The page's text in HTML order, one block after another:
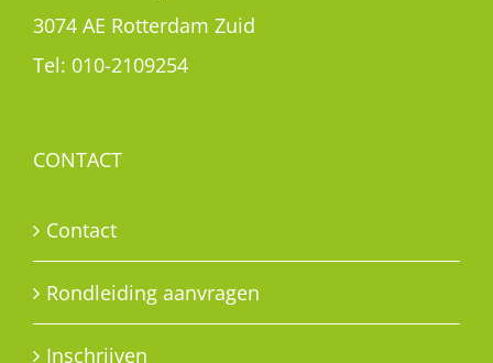
3074 AE Rotterdam Zuid
Tel: 010-2109254
CONTACT
Contact
Rondleiding aanvragen
Inschrijven